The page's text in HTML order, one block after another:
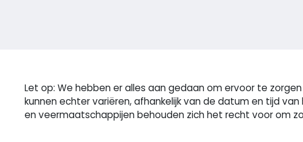
Let op: We hebben er alles aan gedaan om ervoor te
kunnen echter variëren, afhankelijk van de datum en tijd
en veermaatschappijen behouden zich het recht voor om